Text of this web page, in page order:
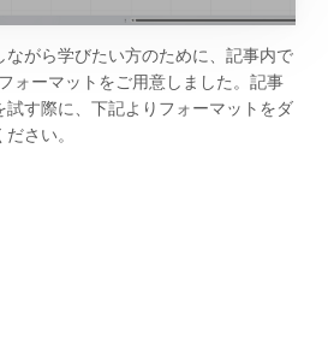
がら学びたい方のために、記事内で
ォーマットをご用意しました。記事
試す際に、下記よりフォーマットをダ
さい。